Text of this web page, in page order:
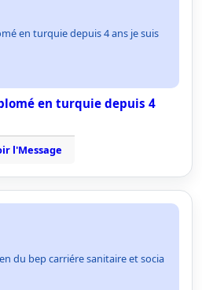
en turquie depuis 4 ans je suis
en turquie depuis 4
l'Message
du bep carriére sanitaire et socia